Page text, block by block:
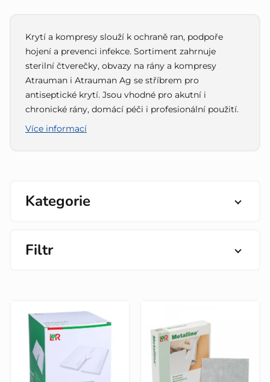
Krytí a kompresy slouží k ochraně ran, podpoře
hojení a prevenci infekce. Sortiment zahrnuje
sterilní čtverečky, obvazy na rány a kompresy
Atrauman i Atrauman Ag se stříbrem pro
antiseptické krytí. Jsou vhodné pro akutní i
chronické rány, domácí péči i profesionální použití.
Více informací
Kategorie
Filtr